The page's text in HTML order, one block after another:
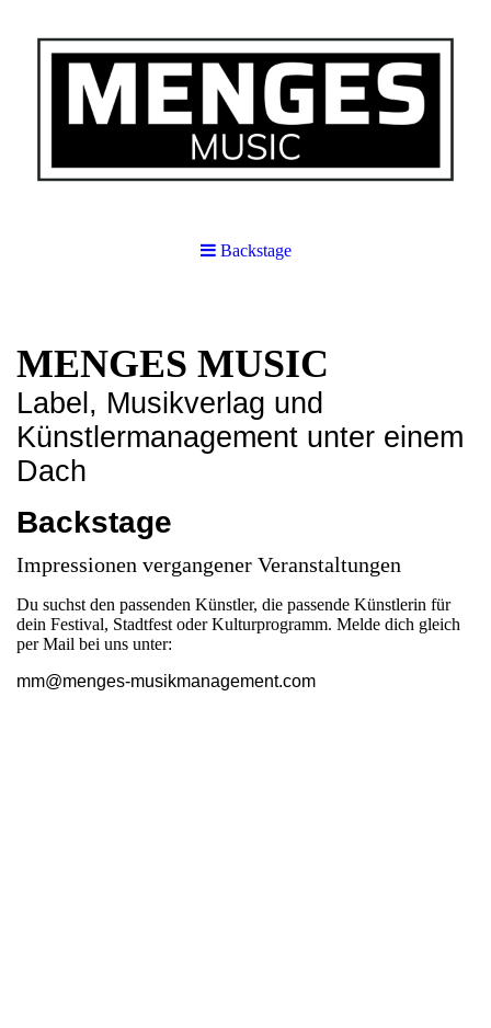
Backstage
MENGES MUSIC
Label, Musikverlag und
Künstlermanagement unter einem
Dach
Backstage
Impressionen vergangener Veranstaltungen
Du suchst den passenden Künstler, die passende Künstlerin für
dein Festival, Stadtfest oder Kulturprogramm. Melde dich gleich
per Mail bei uns unter:
mm@menges-musikmanagement.com